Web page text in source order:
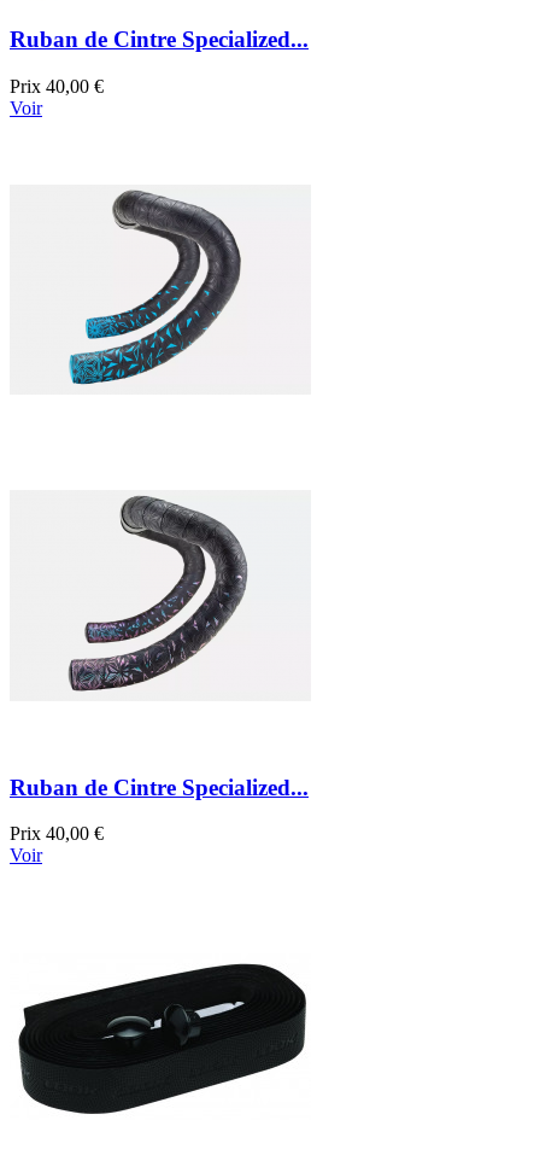
Ruban de Cintre Specialized...
Prix 40,00 €
Voir
Ruban de Cintre Specialized...
Prix 40,00 €
Voir